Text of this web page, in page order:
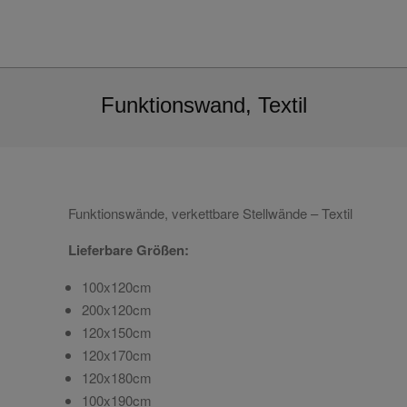
Funktionswand, Textil
Funktionswände, verkettbare Stellwände – Textil
Lieferbare Größen:
100x120cm
200x120cm
120x150cm
120x170cm
120x180cm
100x190cm